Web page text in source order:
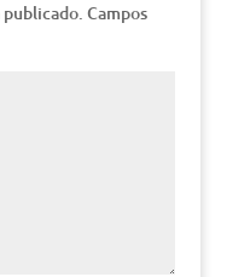
publicado. Campos